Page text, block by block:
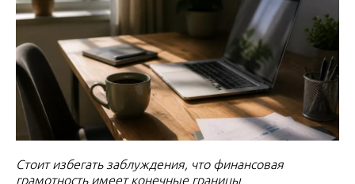
Стоит избегать заблуждения, что финансовая
грамотность имеет конечные границы